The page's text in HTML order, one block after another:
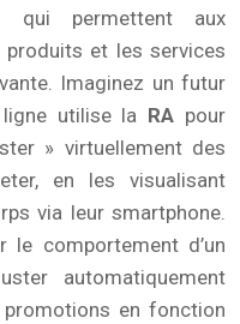
qui permettent aux
produits et les services
Imaginez un futur
utilise la RA pour
» virtuellement des
en les visualisant
via leur smartphone.
le comportement d’un
automatiquement
en fonction